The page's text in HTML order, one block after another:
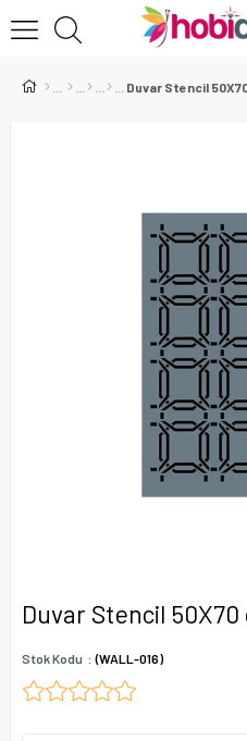
Duvar Stencil
Duvar Stencil 50X70
Stok Kodu (WALL-016)